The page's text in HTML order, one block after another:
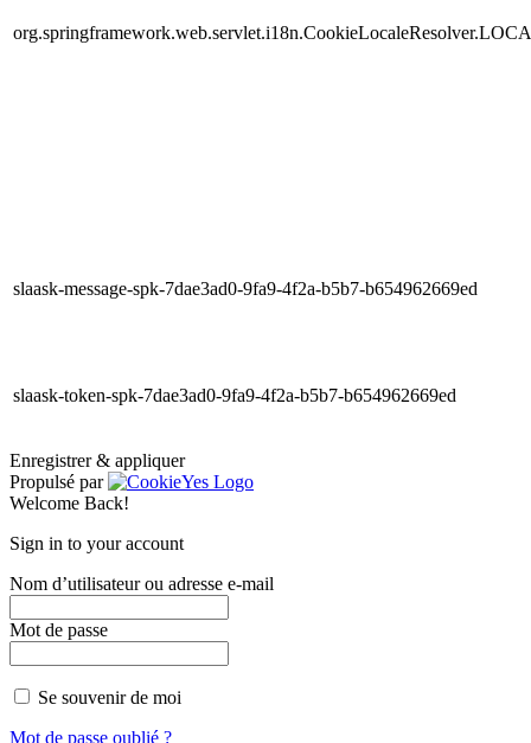
slaask-message-spk-7dae3ad0-9fa9-4f2a-b5b7-b654962669ed
slaask-token-spk-7dae3ad0-9fa9-4f2a-b5b7-b654962669ed
Enregistrer & appliquer
Propulsé par
Welcome Back!
Sign in to your account
Nom d’utilisateur ou adresse e-mail
Mot de passe
Se souvenir de moi
Mot de passe oublié ?